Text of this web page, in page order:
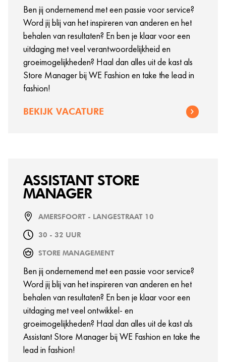
Ben jij ondernemend met een passie voor service?
Word jij blij van het inspireren van anderen en het
behalen van resultaten? En ben je klaar voor een
uitdaging met veel verantwoordelijkheid en
groeimogelijkheden? Haal dan alles uit de kast als
Store Manager bij WE Fashion en take the lead in
fashion!
BEKIJK VACATURE
ASSISTANT STORE
MANAGER
AMERSFOORT - LANGESTRAAT 10
30 - 32 UUR
STORE MANAGEMENT
Ben jij ondernemend met een passie voor service?
Word jij blij van het inspireren van anderen en het
behalen van resultaten? En ben je klaar voor een
uitdaging met veel ontwikkel- en
groeimogelijkheden? Haal dan alles uit de kast als
Assistant Store Manager bij WE Fashion en take the
lead in fashion!